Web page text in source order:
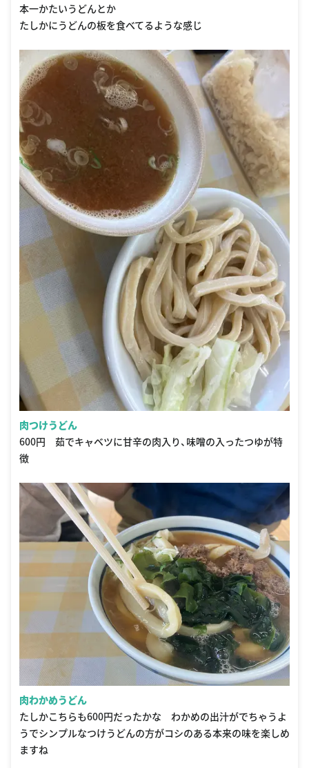
本一かたいうどんとか
たしかにうどんの板を食べてるような感じ
肉つけうどん
600円 茹でキャベツに甘辛の肉入り、味噌の入ったつゆが特
徴
肉わかめうどん
たしかこちらも600円だったかな わかめの出汁がでちゃうよ
うでシンプルなつけうどんの方がコシのある本来の味を楽しめ
ますね